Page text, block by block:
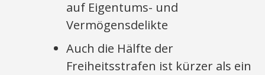
auf Eigentums- und
Vermögensdelikte
Auch die Hälfte der
Freiheitsstrafen ist kürzer als ein